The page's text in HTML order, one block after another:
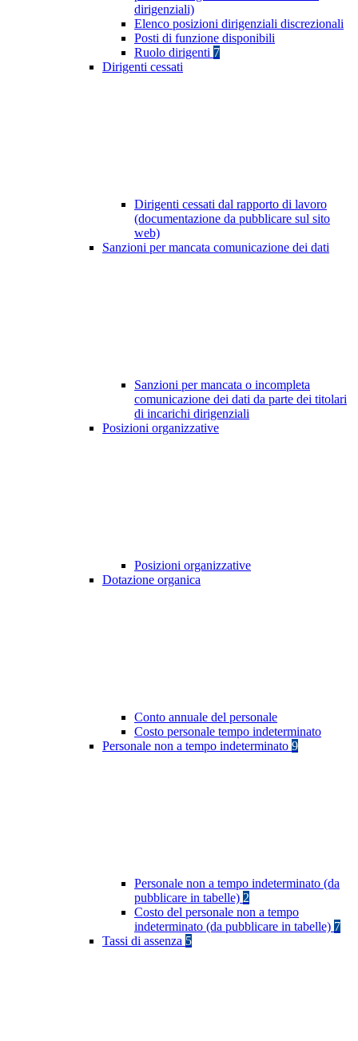
dirigenziali)
Elenco posizioni dirigenziali discrezionali
Posti di funzione disponibili
Ruolo dirigenti 7
Dirigenti cessati
Dirigenti cessati dal rapporto di lavoro
(documentazione da pubblicare sul sito
web)
Sanzioni per mancata comunicazione dei dati
Sanzioni per mancata o incompleta
comunicazione dei dati da parte dei titolari
di incarichi dirigenziali
Posizioni organizzative
Posizioni organizzative
Dotazione organica
Conto annuale del personale
Costo personale tempo indeterminato
Personale non a tempo indeterminato 9
Personale non a tempo indeterminato (da
pubblicare in tabelle) 2
Costo del personale non a tempo
indeterminato (da pubblicare in tabelle) 7
Tassi di assenza 5